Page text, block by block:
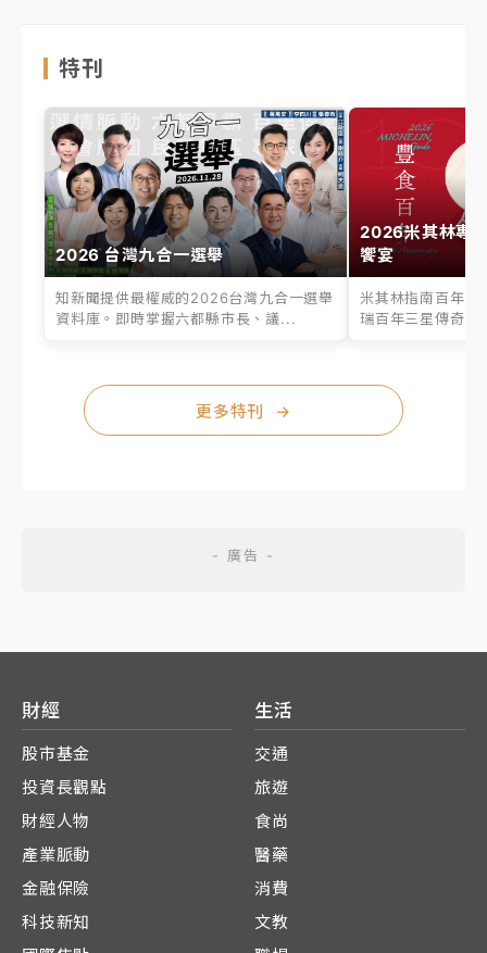
特刊
2026 台灣九合一選舉
知新聞提供最權威的2026台灣九合一選舉
資料庫。即時掌握六都縣市長、議...
2026米其林專
饗宴
米其林指南百年之
瑞百年三星傳奇、
更多特刊 →
財經
股市基金
投資長觀點
財經人物
產業脈動
金融保險
科技新知
生活
交通
旅遊
食尚
醫藥
消費
文教